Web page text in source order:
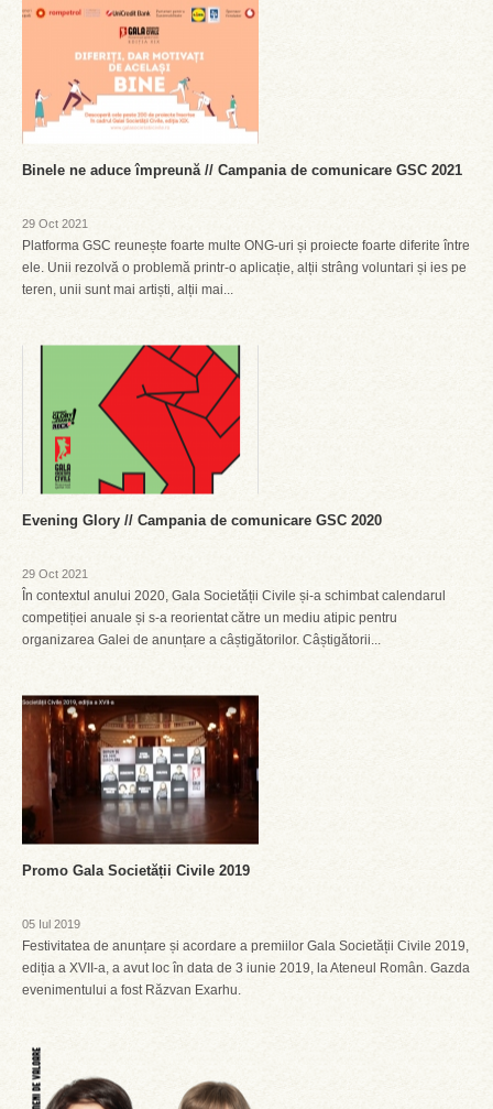
Binele ne aduce împreună // Campania de comunicare GSC 2021
29 Oct 2021
Platforma GSC reunește foarte multe ONG-uri și proiecte foarte diferite între
ele. Unii rezolvă o problemă printr-o aplicație, alții strâng voluntari și ies pe
teren, unii sunt mai artiști, alții mai...
Evening Glory // Campania de comunicare GSC 2020
29 Oct 2021
În contextul anului 2020, Gala Societății Civile și-a schimbat calendarul
competiției anuale și s-a reorientat către un mediu atipic pentru
organizarea Galei de anunțare a câștigătorilor. Câștigătorii...
Promo Gala Societății Civile 2019
05 Iul 2019
Festivitatea de anunțare și acordare a premiilor Gala Societății Civile 2019,
ediția a XVII-a, a avut loc în data de 3 iunie 2019, la Ateneul Român. Gazda
evenimentului a fost Răzvan Exarhu.